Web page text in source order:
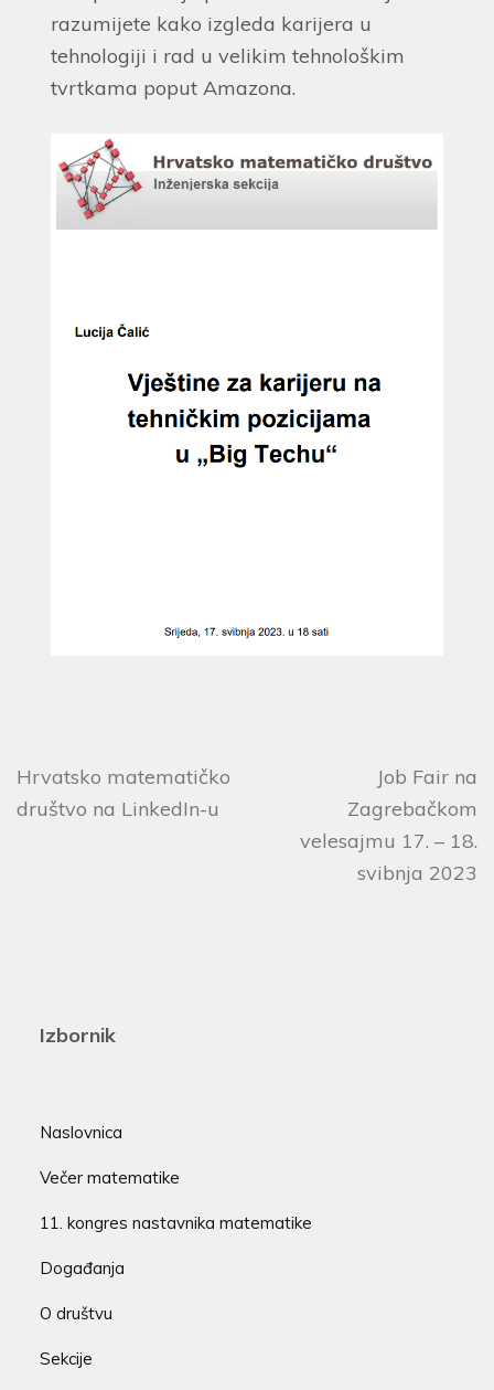
razumijete kako izgleda karijera u
tehnologiji i rad u velikim tehnološkim
tvrtkama poput Amazona.
Hrvatsko matematičko
društvo na LinkedIn-u
Job Fair na
Zagrebačkom
velesajmu 17. – 18.
svibnja 2023
Izbornik
Naslovnica
Večer matematike
11. kongres nastavnika matematike
Događanja
O društvu
Sekcije